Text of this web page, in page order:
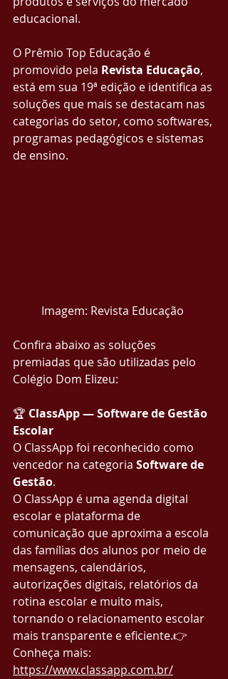
educacional.
O Prêmio Top Educação é
promovido pela Revista Educação,
está em sua 19ª edição e identifica as
soluções que mais se destacam nas
categorias do setor, como softwares,
programas pedagógicos e sistemas
de ensino.
	Imagem: Revista Educação
Confira abaixo as soluções
premiadas que são utilizadas pelo
Colégio Dom Elizeu:
🏆 ClassApp — Software de Gestão
Escolar
O ClassApp foi reconhecido como
vencedor na categoria Software de
Gestão.
O ClassApp é uma agenda digital
escolar e plataforma de
comunicação que aproxima a escola
das famílias dos alunos por meio de
mensagens, calendários,
autorizações digitais, relatórios da
rotina escolar e muito mais,
tornando o relacionamento escolar
mais transparente e eficiente.👉
Conheça mais:
https://www.classapp.com.br/